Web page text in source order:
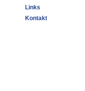
Links
Kontakt